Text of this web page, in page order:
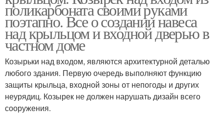
поликарбоната своими руками
поэтапно. Все о создании навеса
над крыльцом и входной дверью в
частном доме
Козырьки над входом, являются архитектурной деталью
любого здания. Первую очередь выполняют функцию
защиты крыльца, входной зоны от непогоды и других
неурядиц. Козырек не должен нарушать дизайн всего
сооружения.